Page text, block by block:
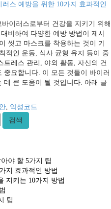
러스 예방을 위한 10가지 효과적인
이러스로부터 건강을 지키기 위해
비하여 다양한 예방 방법이 제시
씻고 마스크를 착용하는 것이 기
적인 운동, 식사 균형 유지 등이 중
트레스 관리, 야외 활동, 자신의 건
요합니다. 이 모든 것들이 바이러
데 큰 도움이 될 것입니다. 아래 글
, 악성코드
검색
야 할 5가지 팁
지 효과적인 방법
지키는 10가지 방법
팁